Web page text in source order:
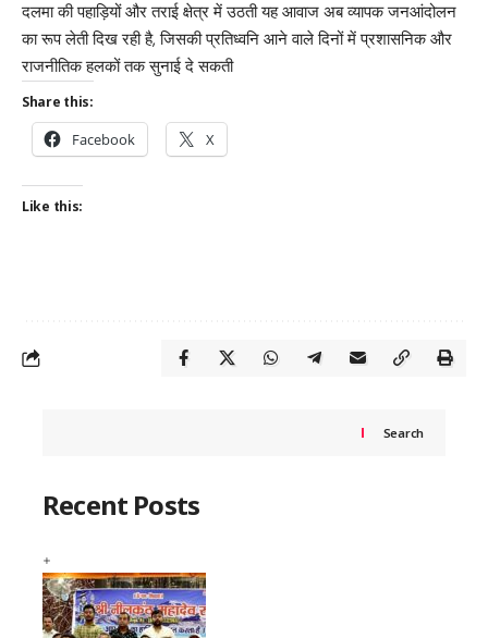
दलमा की पहाड़ियों और तराई क्षेत्र में उठती यह आवाज अब व्यापक जनआंदोलन
का रूप लेती दिख रही है, जिसकी प्रतिध्वनि आने वाले दिनों में प्रशासनिक और
राजनीतिक हलकों तक सुनाई दे सकती
Share this:
Facebook X
Like this:
Search
Recent Posts